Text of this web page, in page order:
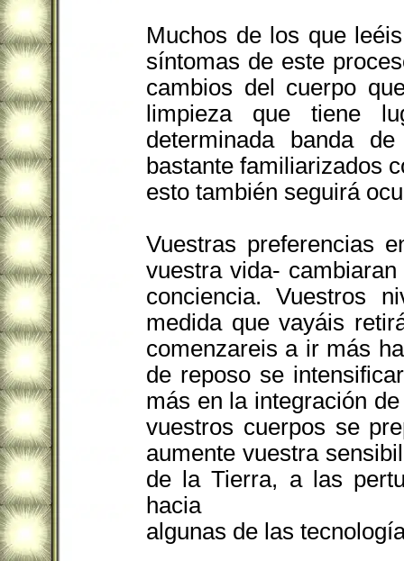
Muchos de los que
síntomas de este
cambios del cuerpo
limpieza que tiene
determinada banda
bastante familiarizados
esto también seguirá
Vuestras preferencias
vuestra vida-
conciencia. Vuestros
medida que vayáis
comenzareis a ir más
de reposo se
más en la integración
vuestros cuerpos se
aumente vuestra
de la Tierra, a las
hacia
algunas de las